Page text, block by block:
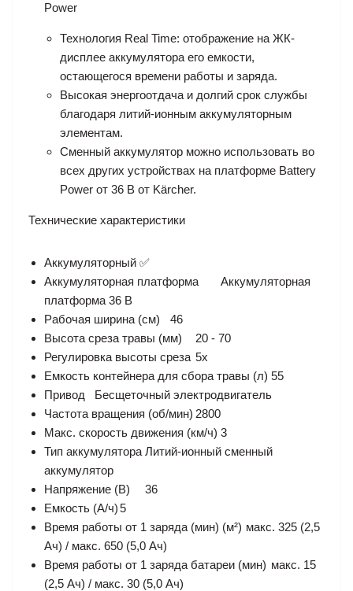
Power
Технология Real Time: отображение на ЖК-
дисплее аккумулятора его емкости,
остающегося времени работы и заряда.
Высокая энергоотдача и долгий срок службы
благодаря литий-ионным аккумуляторным
элементам.
Сменный аккумулятор можно использовать во
всех других устройствах на платформе Battery
Power от 36 В от Kärcher.
Технические характеристики
Аккумуляторный ✅
Аккумуляторная платформа
Аккумуляторная
платформа 36 В
Рабочая ширина (см)
46
Высота среза травы (мм)
20 - 70
Регулировка высоты среза 5x
Емкость контейнера для сбора травы (л) 55
Привод
Бесщеточный электродвигатель
Частота вращения (об/мин) 2800
Макс. скорость движения (км/ч) 3
Тип аккумулятора Литий-ионный сменный
аккумулятор
Напряжение (В)
36
Емкость (А/ч)5
Время работы от 1 заряда (мин) (м²) макс. 325 (2,5
Ач) / макс. 650 (5,0 Ач)
Время работы от 1 заряда батареи (мин) макс. 15
(2,5 Ач) / макс. 30 (5,0 Ач)